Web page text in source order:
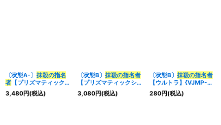
〔状態A-〕 抹殺の指名
者 【プリズマティックシ
ークレット】{LPST-
JP036}《魔法》
3,480円(税込)
〔状態B〕 抹殺の指名者
【プリズマティックシー
クレット】{LPST-
JP036}《魔法》
3,080円(税込)
〔状態B〕 抹殺の指名者
【ウルトラ】{VJMP-
JP164}《魔法》
280円(税込)